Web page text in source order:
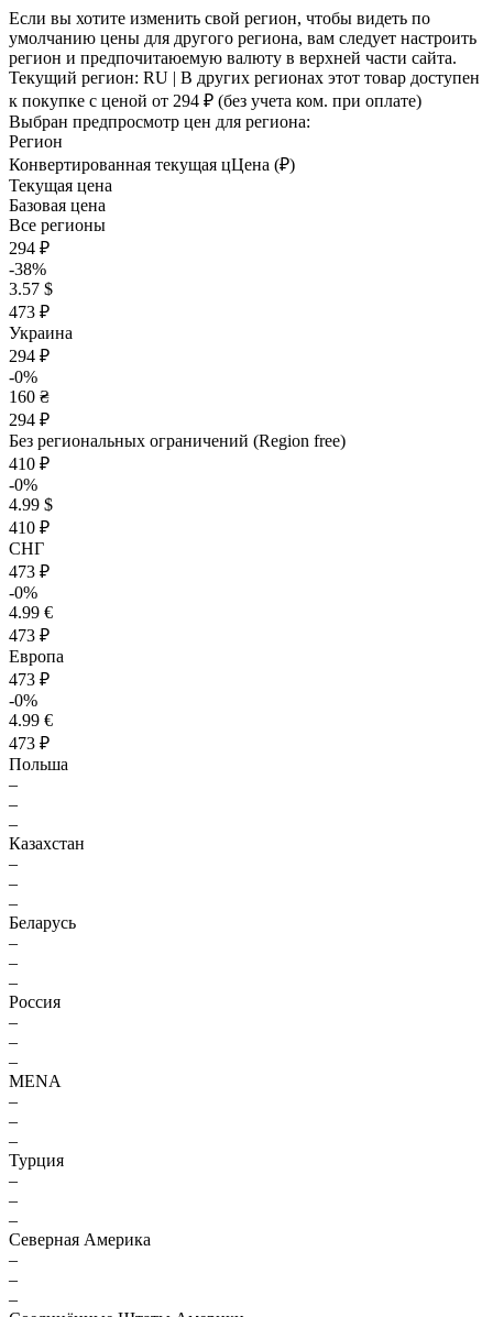
Если вы хотите изменить свой регион, чтобы видеть по
умолчанию цены для другого региона, вам следует настроить
регион и предпочитаюемую валюту в верхней части сайта.
Текущий регион: RU | В других регионах этот товар доступен
к покупке с ценой от 294 ₽ (без учета ком. при оплате)
Выбран предпросмотр цен для региона:
Регион
Конвертированная текущая цЦена (₽)
Текущая цена
Базовая цена
Все регионы
294 ₽
-38%
3.57 $
473 ₽
Украина
294 ₽
-0%
160 ₴
294 ₽
Без региональных ограничений (Region free)
410 ₽
-0%
4.99 $
410 ₽
СНГ
473 ₽
-0%
4.99 €
473 ₽
Европа
473 ₽
-0%
4.99 €
473 ₽
Польша
–
–
–
Казахстан
–
–
–
Беларусь
–
–
–
Россия
–
–
–
MENA
–
–
–
Турция
–
–
–
Северная Америка
–
–
–